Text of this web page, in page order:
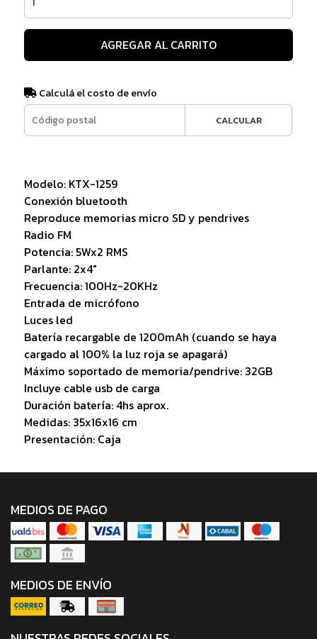
AGREGAR AL CARRITO
Calculá el costo de envío
CALCULAR
Modelo: KTX-1259
Conexión bluetooth
Reproduce memorias micro SD y pendrives
Radio FM
Potencia: 5Wx2 RMS
Parlante: 2x4"
Frecuencia: 100Hz-20KHz
Entrada de micrófono
Luces led
Batería recargable de 1200mAh (cuando se haya
cargado al 100% la luz roja se apagará)
Máximo soportado de memoria/pendrive: 32GB
Incluye cable usb de carga
Duración batería: 4hs aprox.
Medidas: 35x16x16 cm
Presentación: Caja
MEDIOS DE PAGO
MEDIOS DE ENVÍO